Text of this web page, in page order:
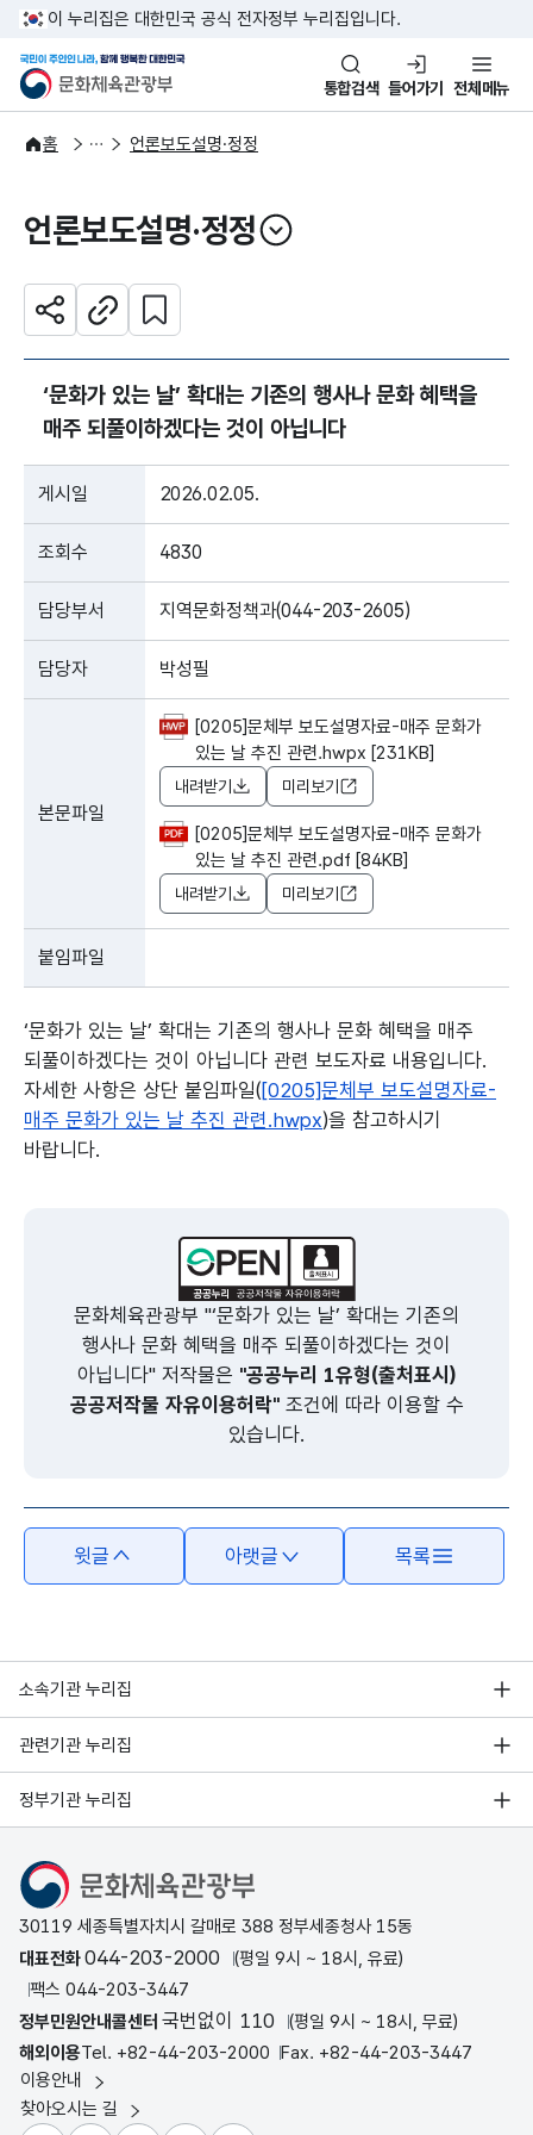
본문 바로가기
주메뉴 바로가기
이 누리집은 대한민국 공식 전자정부 누리집입니다.
문화체육관광부
국민이 주인인 나라, 함께 행복
통합검색 들어가기 전체메뉴
홈
알림·소식
보도·뉴스 언론보도설명·정정
언론보도설명·정정
열기
공유하기주소복사
관심 콘텐츠 설정하기
‘문화가 있는 날’ 확대는 기존의 행사나 문화 혜택을
매주 되풀이하겠다는 것이 아닙니다
게시일 2026.02.05.
조회수 4830
담당부서 지역문화정책과(044-203-2605)
담당자 박성필
본문파일
[0205]문체부 보도설명자료-매주 문화가
있는 날 추진 관련.hwpx [231KB]
내려받기 미리보기
[0205]문체부 보도설명자료-매주 문화가
있는 날 추진 관련.pdf [84KB]
내려받기 미리보기
붙임파일
‘문화가 있는 날’ 확대는 기존의 행사나 문화 혜택을 매주
되풀이하겠다는 것이 아닙니다 관련 보도자료 내용입니다.
자세한 사항은 상단 붙임파일([0205]문체부 보도설명자료-
매주 문화가 있는 날 추진 관련.hwpx)을 참고하시기
바랍니다.
문화체육관광부 "‘문화가 있는 날’ 확대는 기존의
행사나 문화 혜택을 매주 되풀이하겠다는 것이
아닙니다" 저작물은 "공공누리 1유형(출처표시)
공공저작물 자유이용허락"조건에 따라 이용할 수
있습니다.
윗글 아랫글 목록
소속기관 누리집
관련기관 누리집
정부기관 누리집
문화체육관광부
30119 세종특별자치시 갈매로 388 정부세종청사 15동
대표전화044-203-2000
(평일 9시 ~ 18시, 유료)
팩스 044-203-3447
정부민원안내콜센터 국번없이 110
(평일 9시 ~ 18시, 무료)
해외이용Tel. +82-44-203-2000 Fax. +82-44-203-3447
이용안내
찾아오시는 길